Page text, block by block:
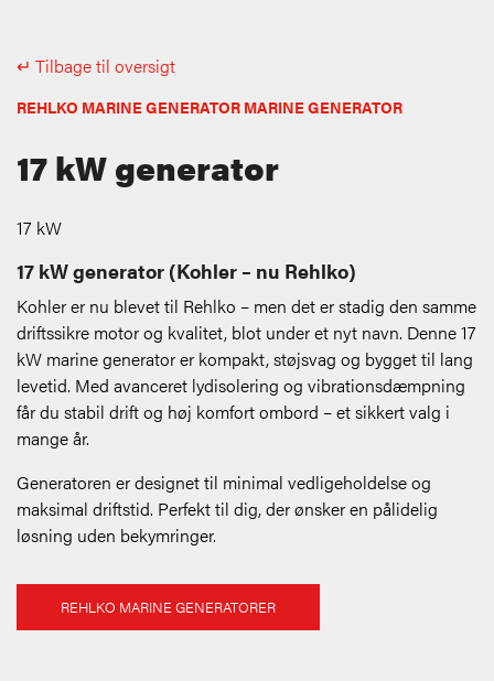
↵ Tilbage til oversigt
REHLKO MARINE GENERATOR MARINE GENERATOR
17 kW generator
17 kW
17 kW generator (Kohler – nu Rehlko)
Kohler er nu blevet til Rehlko – men det er stadig den samme
driftssikre motor og kvalitet, blot under et nyt navn. Denne 17
kW marine generator er kompakt, støjsvag og bygget til lang
levetid. Med avanceret lydisolering og vibrationsdæmpning
får du stabil drift og høj komfort ombord – et sikkert valg i
mange år.
Generatoren er designet til minimal vedligeholdelse og
maksimal driftstid. Perfekt til dig, der ønsker en pålidelig
løsning uden bekymringer.
REHLKO MARINE GENERATORER